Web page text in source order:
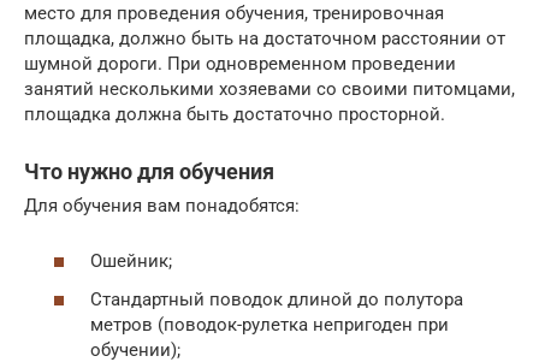
место для проведения обучения, тренировочная
площадка, должно быть на достаточном расстоянии от
шумной дороги. При одновременном проведении
занятий несколькими хозяевами со своими питомцами,
площадка должна быть достаточно просторной.
Что нужно для обучения
Для обучения вам понадобятся:
Ошейник;
Стандартный поводок длиной до полутора
метров (поводок-рулетка непригоден при
обучении);